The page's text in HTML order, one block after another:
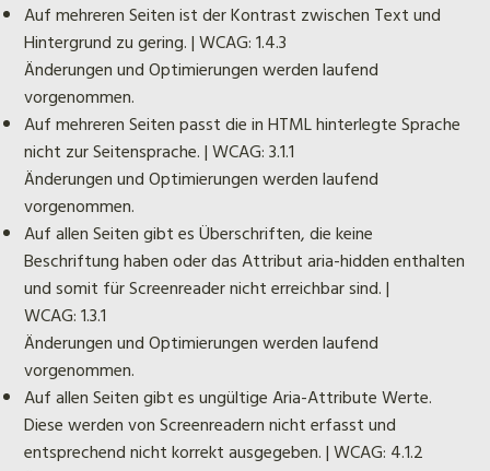
Auf mehreren Seiten ist der Kontrast zwischen Text und
Hintergrund zu gering. | WCAG: 1.4.3
Änderungen und Optimierungen werden laufend
vorgenommen.
Auf mehreren Seiten passt die in HTML hinterlegte Sprache
nicht zur Seitensprache. | WCAG: 3.1.1
Änderungen und Optimierungen werden laufend
vorgenommen.
Auf allen Seiten gibt es Überschriften, die keine
Beschriftung haben oder das Attribut aria-hidden enthalten
und somit für Screenreader nicht erreichbar sind. |
WCAG: 1.3.1
Änderungen und Optimierungen werden laufend
vorgenommen.
Auf allen Seiten gibt es ungültige Aria-Attribute Werte.
Diese werden von Screenreadern nicht erfasst und
entsprechend nicht korrekt ausgegeben. | WCAG: 4.1.2